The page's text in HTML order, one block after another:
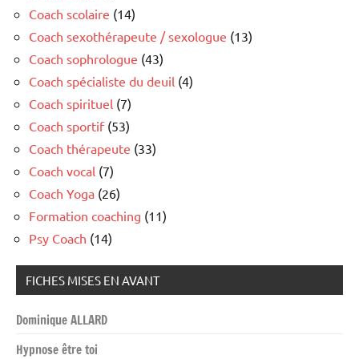
Coach scolaire (14)
Coach sexothérapeute / sexologue (13)
Coach sophrologue (43)
Coach spécialiste du deuil (4)
Coach spirituel (7)
Coach sportif(53)
Coach thérapeute (33)
Coach vocal (7)
Coach Yoga (26)
Formation coaching (11)
Psy Coach (14)
FICHES MISES EN AVANT
Dominique ALLARD
Hypnose être toi